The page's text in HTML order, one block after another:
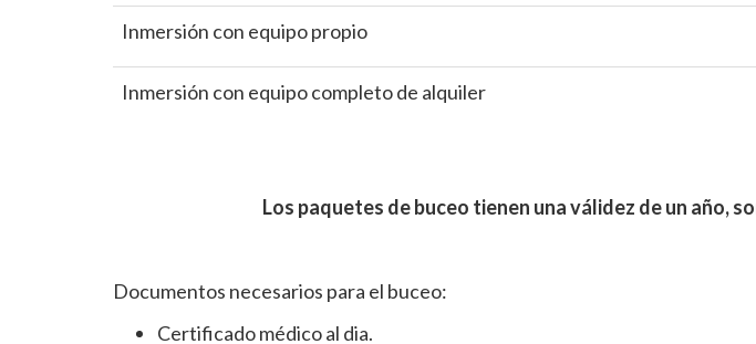
Inmersión con equipo propio
Inmersión con equipo completo de alquiler
Los paquetes de buceo tienen una válidez de un año,
Documentos necesarios para el buceo:
Certificado médico al dia.